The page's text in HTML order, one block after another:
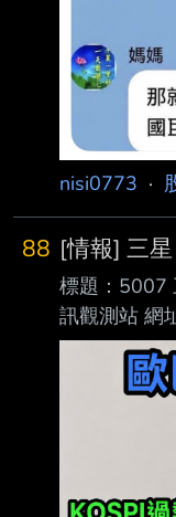
報導 原文
終止連4漲
元，以563
nisi0773 ·
88 [情報] 三
標題：5007
訊觀測站 網
https://
_1 內文：
期:115/08/
3.財務報告
(XXX/XX/